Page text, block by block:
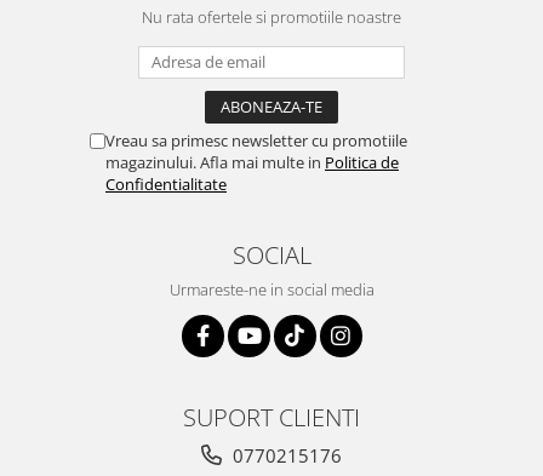
Nu rata ofertele si promotiile noastre
Vreau sa primesc newsletter cu promotiile
magazinului. Afla mai multe in Politica de
Confidentialitate
SOCIAL
Urmareste-ne in social media
SUPORT CLIENTI
0770215176